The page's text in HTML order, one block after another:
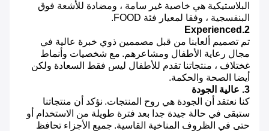
البلاستيكية هي خاصية غير سامة ، ومضادة للأشعة فوق
البنفسجية ، وفقا لمعيار فئة FOOD.
2.Experienced
تم تصميم ألعابنا من قبل مصممين ذوي خبرة عالية في
مجال رعاية الأطفال ومشاعرهم. مع شخصيات وأنماط
غختلاف ، منتجاتنا تقدم للأطفال ليس فقط السعادة ولكن
أيضا الصحة والحكمة.
3. عالية الجودة
كنا نعتقد أن الجودة هي روح المنتجات. نؤكد أن منتجاتنا
ستبقى في حالة جيدة جدا بعد فترة طويلة من الاستخدام أو
حتى في الظروف المناخية القاسية. جميع الأجزاء تحافظ